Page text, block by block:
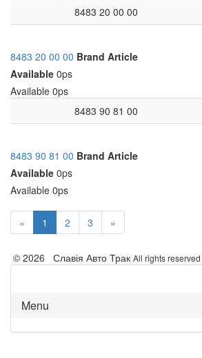
8483 20 00 00
8483 20 00 00 Brand Article
Available 0ps
Available 0ps
8483 90 81 00
8483 90 81 00 Brand Article
Available 0ps
Available 0ps
« 1 2 3 »
© 2026 Славія Авто Трак All rights reserved
Menu